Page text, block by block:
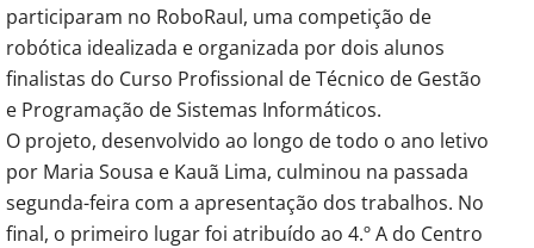
participaram no RoboRaul, uma competição de
robótica idealizada e organizada por dois alunos
finalistas do Curso Profissional de Técnico de Gestão
e Programação de Sistemas Informáticos.
O projeto, desenvolvido ao longo de todo o ano letivo
por Maria Sousa e Kauã Lima, culminou na passada
segunda-feira com a apresentação dos trabalhos. No
final, o primeiro lugar foi atribuído ao 4.º A do Centro